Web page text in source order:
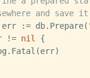
and save
:= db.Prepare(
!= nil
{